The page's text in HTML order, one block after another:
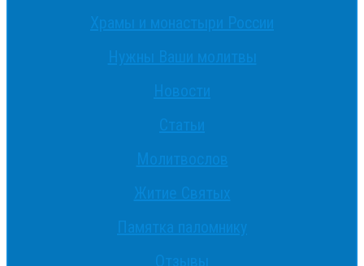
Храмы и монастыри России
Нужны Ваши молитвы
Новости
Статьи
Молитвослов
Житие Святых
Памятка паломнику
Отзывы